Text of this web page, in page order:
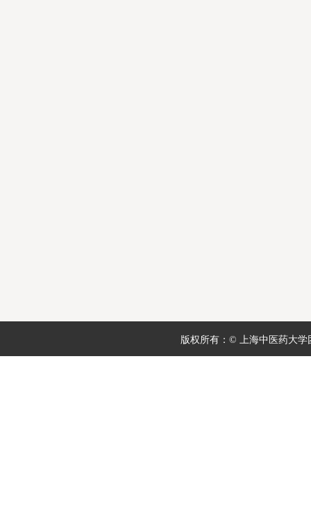
版权所有：© 上海中医药大学